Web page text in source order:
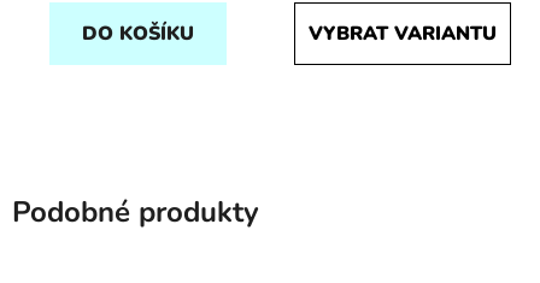
DO KOŠÍKU VYBRAT VARIANTU
Podobné produkty